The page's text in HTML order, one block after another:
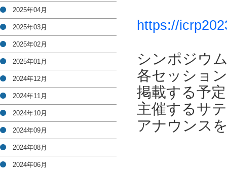
https://
シンポジウ
各セッショ
掲載する予
主催するサ
アナウンス
2025年04月
2025年03月
2025年02月
2025年01月
2024年12月
2024年11月
2024年10月
2024年09月
2024年08月
2024年06月